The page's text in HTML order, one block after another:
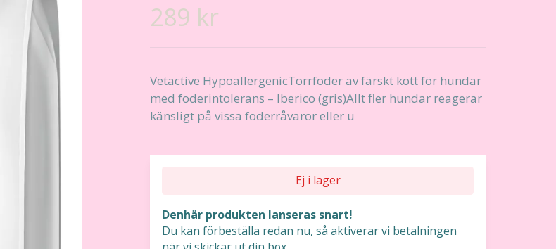
289 kr
Vetactive HypoallergenicTorrfoder av färskt kött för hundar
med foderintolerans – Iberico (gris)Allt fler hundar reagerar
känsligt på vissa foderråvaror eller u
Ej i lager
Denhär produkten lanseras snart!
Du kan förbeställa redan nu, så aktiverar vi betalningen